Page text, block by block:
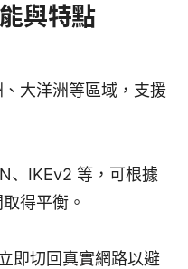
與特點
大洋洲等區域，支援
、IKEv2 等，可根據
得平衡。
即切回真實網路以避